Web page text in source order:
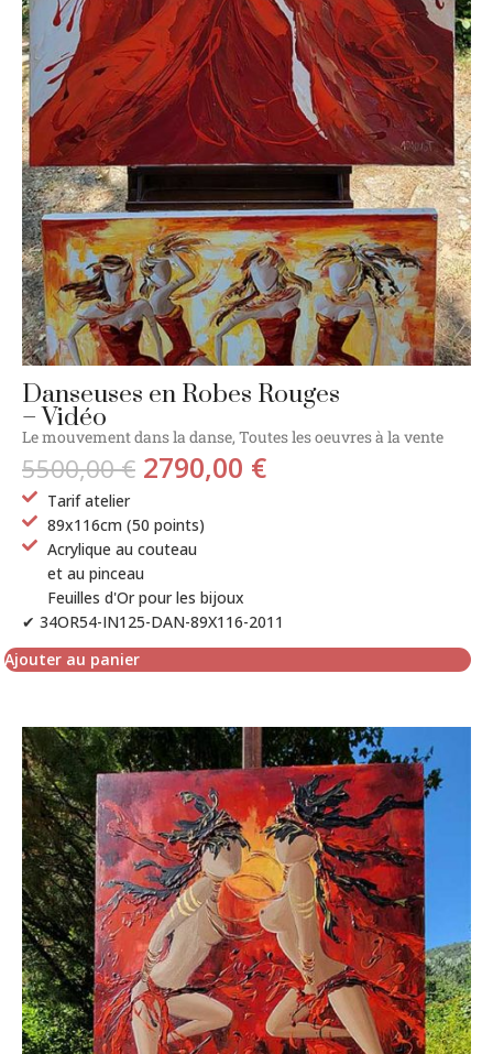
Danseuses en Robes Rouges
– Vidéo
Le mouvement dans la danse, Toutes les oeuvres à la vente
5500,00€ 2790,00 €
Tarif atelier
89x116cm (50 points)
Acrylique au couteau
et au pinceau
Feuilles d'Or pour les bijoux
✔ 34OR54-IN125-DAN-89X116-2011
Ajouter au panier